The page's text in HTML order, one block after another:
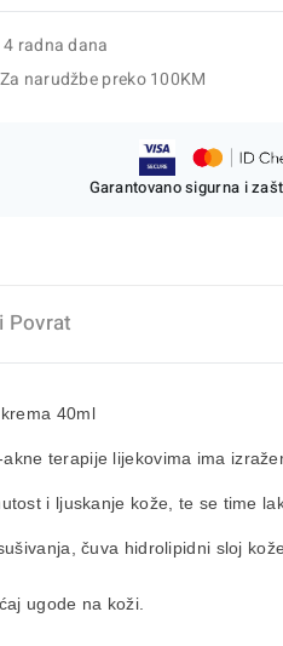
4 radna dana
Za narudžbe preko 100KM
Garantovano sigurna i
Povrat
40ml
terapije lijekovima ima
i ljuskanje kože, te se time
čuva hidrolipidni sloj
ugode na koži.